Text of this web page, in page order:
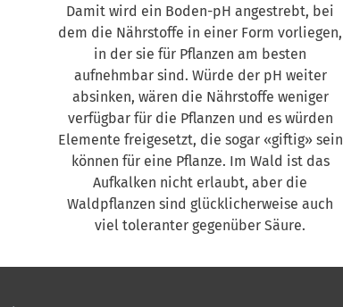
Damit wird ein Boden-pH angestrebt, bei
dem die Nährstoffe in einer Form vorliegen,
in der sie für Pflanzen am besten
aufnehmbar sind. Würde der pH weiter
absinken, wären die Nährstoffe weniger
verfügbar für die Pflanzen und es würden
Elemente freigesetzt, die sogar «giftig» sein
können für eine Pflanze. Im Wald ist das
Aufkalken nicht erlaubt, aber die
Waldpflanzen sind glücklicherweise auch
viel toleranter gegenüber Säure.